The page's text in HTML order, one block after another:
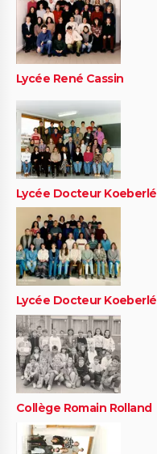
Lycée René Cassin
Lycée Docteur Koeberlé
Lycée Docteur Koeberlé
Collège Romain Rolland